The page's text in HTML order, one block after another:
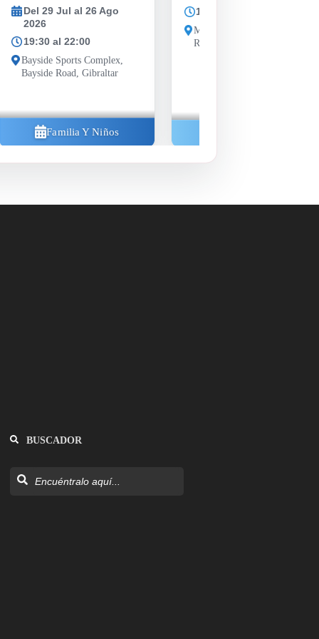
Del 29 Jul al 26 Ago
2026
19:30 al 22:00
Bayside Sports Complex,
Bayside Road, Gibraltar
Familia Y Niños
18:00 al 21:00
Morrisons car park, Westside
Road, Gibraltar GX11 1AA
BUSCADOR